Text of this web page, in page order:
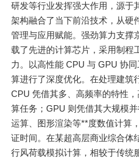
研发等行业发挥强大作用，源于
架构融合了当下前沿技术，从硬
管理与应用赋能。强劲算力支撑
载了先进的计算芯片，采用制程
力。以高性能 CPU 与 GPU 协
算进行了深度优化。在处理建筑
CPU 凭借其多、高频率的特性
算任务；GPU 则凭借其大规模
运算、图形渲染等**度数值计算
证时间。在某超高层商业综合体
行风荷载模拟计算，相较于传统